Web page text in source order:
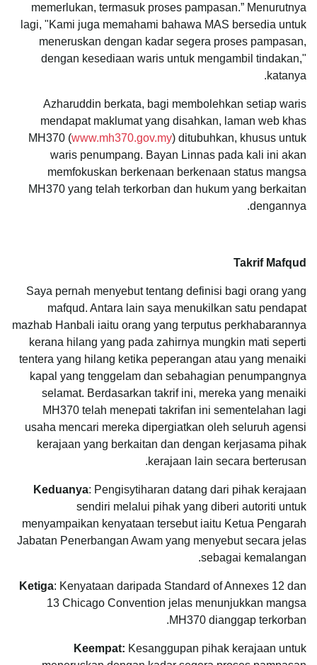
memerlukan, termasuk proses pampasan.” Menurutnya
lagi, "Kami juga memahami bahawa MAS bersedia untuk
meneruskan dengan kadar segera proses pampasan,
dengan kesediaan waris untuk mengambil tindakan,"
katanya.
Azharuddin berkata, bagi membolehkan setiap waris
mendapat maklumat yang disahkan, laman web khas
MH370 (www.mh370.gov.my) ditubuhkan, khusus untuk
waris penumpang. Bayan Linnas pada kali ini akan
memfokuskan berkenaan berkenaan status mangsa
MH370 yang telah terkorban dan hukum yang berkaitan
dengannya.
Takrif Mafqud
Saya pernah menyebut tentang definisi bagi orang yang
mafqud. Antara lain saya menukilkan satu pendapat
mazhab Hanbali iaitu orang yang terputus perkhabarannya
kerana hilang yang pada zahirnya mungkin mati seperti
tentera yang hilang ketika peperangan atau yang menaiki
kapal yang tenggelam dan sebahagian penumpangnya
selamat. Berdasarkan takrif ini, mereka yang menaiki
MH370 telah menepati takrifan ini sementelahan lagi
usaha mencari mereka dipergiatkan oleh seluruh agensi
kerajaan yang berkaitan dan dengan kerjasama pihak
kerajaan lain secara berterusan.
Keduanya: Pengisytiharan datang dari pihak kerajaan
sendiri melalui pihak yang diberi autoriti untuk
menyampaikan kenyataan tersebut iaitu Ketua Pengarah
Jabatan Penerbangan Awam yang menyebut secara jelas
sebagai kemalangan.
Ketiga: Kenyataan daripada Standard of Annexes 12 dan
13 Chicago Convention jelas menunjukkan mangsa
MH370 dianggap terkorban.
Keempat: Kesanggupan pihak kerajaan untuk